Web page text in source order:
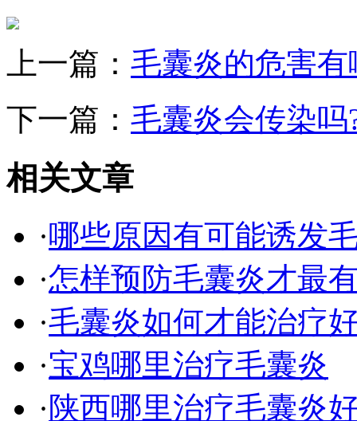
上一篇： 毛囊炎的危害有
下一篇： 毛囊炎会传染吗
相关文章
·哪些原因有可能诱发
·怎样预防毛囊炎才最
·毛囊炎如何才能治疗
·宝鸡哪里治疗毛囊炎
·陕西哪里治疗毛囊炎